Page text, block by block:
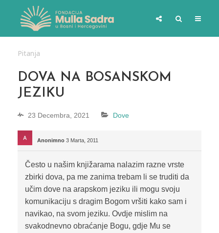
Pitanja
DOVA NA BOSANSKOM
JEZIKU
23 Decembra, 2021 Dove
Anonimno 3 Marta, 2011
Često u našim knjižarama nalazim razne vrste
zbirki dova, pa me zanima trebam li se truditi da
učim dove na arapskom jeziku ili mogu svoju
komunikaciju s dragim Bogom vršiti kako sam i
navikao, na svom jeziku. Ovdje mislim na
svakodnevno obraćanje Bogu, gdje Mu se